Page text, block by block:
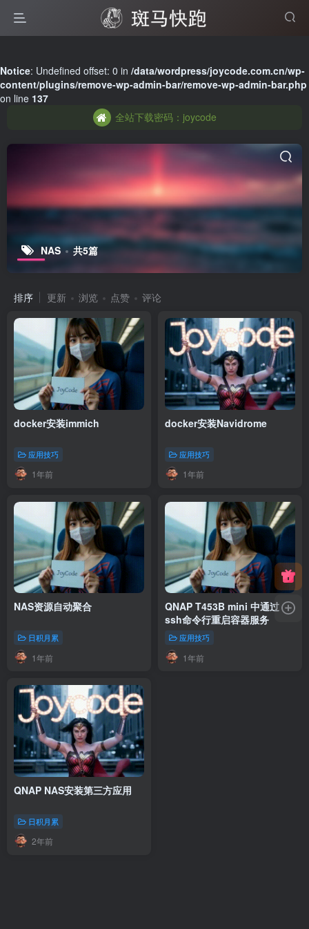
Notice: Undefined offset: 0 in /data/wordpress/joycode.com.cn/wp-
content/plugins/remove-wp-admin-bar/remove-wp-admin-bar.php
on line 137
全站下载密码：joycode
全站下载密码：joycode
全站下载密码：joycode
NAS 共5篇
排序 更新 浏览 点赞 评论
docker安装immich
应用技巧
1年前
docker安装Navidrome
应用技巧
1年前
NAS资源自动聚合
日积月累
1年前
QNAP T453B mini 中通过
ssh命令行重启容器服务
应用技巧
1年前
QNAP NAS安装第三方应用
日积月累
2年前